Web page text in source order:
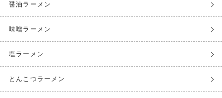
醤油ラーメン
味噌ラーメン
塩ラーメン
とんこつラーメン